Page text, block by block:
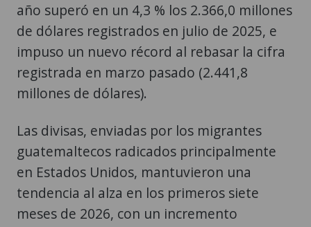
impuso un nuevo récord al rebasar la cifra
registrada en marzo pasado (2.441,8
millones de dólares).
Las divisas, enviadas por los migrantes
en Estados Unidos, mantuvieron una
tendencia al alza en los primeros siete
meses de 2026, con un incremento
acumulado del 6,5 % respecto al mismo
período del año anterior.